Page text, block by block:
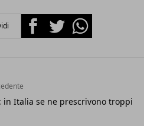
FacebookTwitterWhatsapp
in Italia se ne prescrivono troppi